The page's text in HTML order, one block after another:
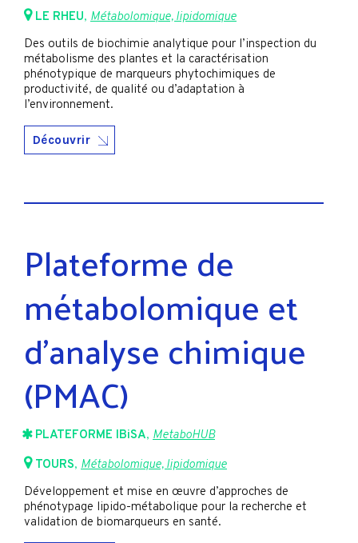
LE RHEU, Métabolomique, lipidomique
Des outils de biochimie analytique pour l’inspection du
métabolisme des plantes et la caractérisation
phénotypique de marqueurs phytochimiques de
productivité, de qualité ou d’adaptation à
l’environnement.
Découvrir
Plateforme de
métabolomique et
d’analyse chimique
(PMAC)
PLATEFORME IBiSA, MetaboHUB
TOURS, Métabolomique, lipidomique
Développement et mise en œuvre d’approches de
phénotypage lipido-métabolique pour la recherche et
validation de biomarqueurs en santé.